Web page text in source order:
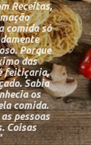
Receitas,
comida só
Porque
das
feitiçaria,
Sabia
os
comida.
pessoas
Coisas